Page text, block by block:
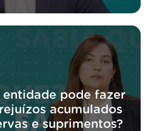
entidade pode fazer
acumulados
e suprimentos?